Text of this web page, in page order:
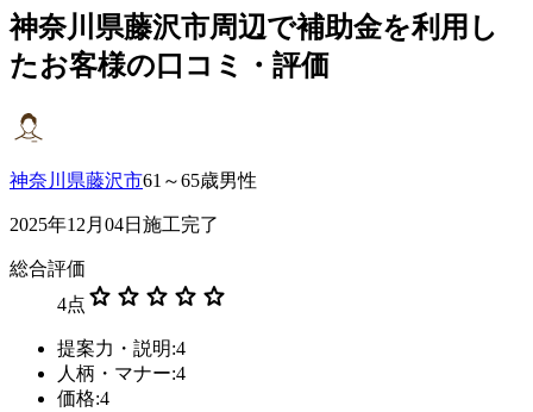
神奈川県藤沢市周辺で補助金を利用し
たお客様の口コミ・評価
神奈川県藤沢市61～65歳男性
2025年12月04日施工完了
総合評価
4点 star star star star star
提案力・説明:4
人柄・マナー:4
価格:4